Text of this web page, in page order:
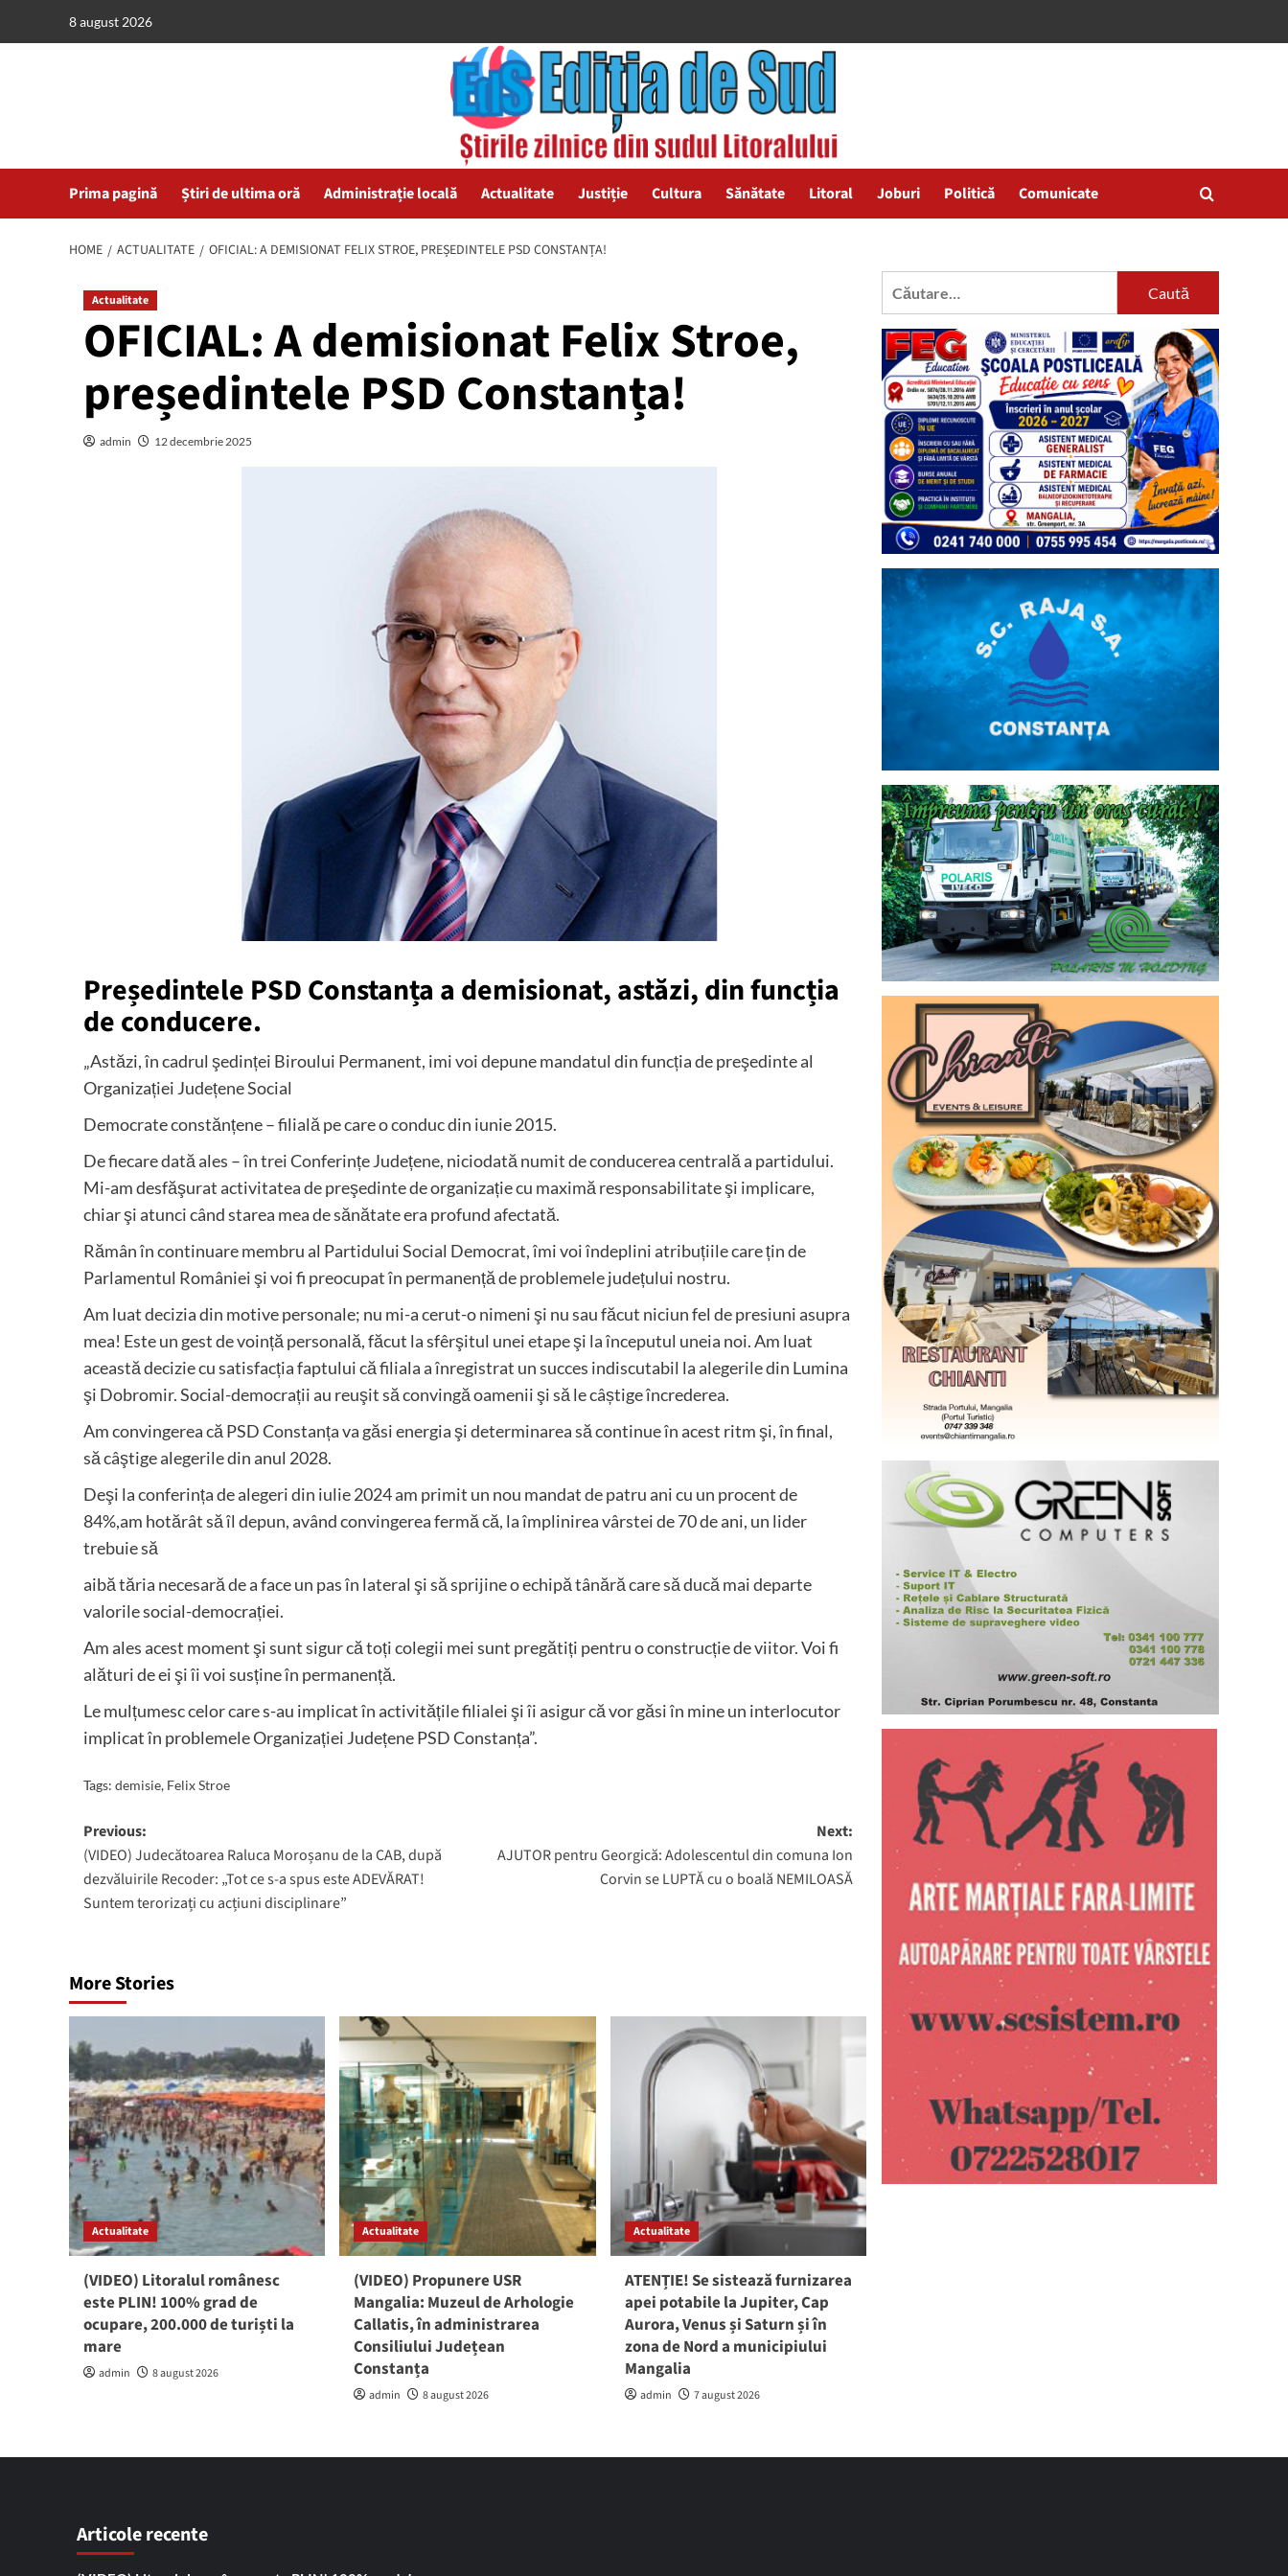
8 august 2026
Prima pagină Știri de ultima oră Administrație locală Actualitate Justiție Cultura Sănătate Litoral Joburi Politică Comunicate
HOME ACTUALITATE OFICIAL: A DEMISIONAT FELIX STROE, PREȘEDINTELE PSD CONSTANȚA!
Actualitate
OFICIAL: A demisionat Felix Stroe,
președintele PSD Constanța!
admin 12 decembrie 2025
Președintele PSD Constanța a demisionat, astăzi, din funcția
de conducere.
„Astăzi, în cadrul şedinței Biroului Permanent, imi voi depune mandatul din funcția de preşedinte al
Organizației Județene Social
Democrate constănțene – filială pe care o conduc din iunie 2015.
De fiecare dată ales – în trei Conferințe Județene, niciodată numit de conducerea centrală a partidului.
Mi-am desfăşurat activitatea de preşedinte de organizație cu maximă responsabilitate şi implicare,
chiar şi atunci când starea mea de sănătate era profund afectată.
Rămân în continuare membru al Partidului Social Democrat, îmi voi îndeplini atribuțiile care țin de
Parlamentul României şi voi fi preocupat în permanență de problemele județului nostru.
Am luat decizia din motive personale; nu mi-a cerut-o nimeni şi nu sau făcut niciun fel de presiuni asupra
mea! Este un gest de voință personală, făcut la sfêrşitul unei etape şi la începutul uneia noi. Am luat
această decizie cu satisfacția faptului că filiala a înregistrat un succes indiscutabil la alegerile din Lumina
şi Dobromir. Social-democrații au reuşit să convingă oamenii şi să le câștige încrederea.
Am convingerea că PSD Constanța va găsi energia şi determinarea să continue în acest ritm şi, în final,
să câştige alegerile din anul 2028.
Deşi la conferința de alegeri din iulie 2024 am primit un nou mandat de patru ani cu un procent de
84%,am hotărât să îl depun, având convingerea fermă că, la împlinirea vârstei de 70 de ani, un lider
trebuie să
aibă tăria necesară de a face un pas în lateral şi să sprijine o echipă tânără care să ducă mai departe
valorile social-democrației.
Am ales acest moment şi sunt sigur că toți colegii mei sunt pregătiți pentru o construcție de viitor. Voi fi
alături de ei şi îi voi susține în permanență.
Le mulțumesc celor care s-au implicat în activitățile filialei şi îi asigur că vor găsi în mine un interlocutor
implicat în problemele Organizației Județene PSD Constanța”.
Tags: demisie, Felix Stroe
Post
navigation
Previous:
(VIDEO) Judecătoarea Raluca Moroșanu de la CAB, după
dezvăluirile Recoder: „Tot ce s-a spus este ADEVĂRAT!
Suntem terorizați cu acțiuni disciplinare”
Next:
AJUTOR pentru Georgică: Adolescentul din comuna Ion
Corvin se LUPTĂ cu o boală NEMILOASĂ
More Stories
Actualitate
(VIDEO) Litoralul românesc
este PLIN! 100% grad de
ocupare, 200.000 de turiști la
mare
admin 8 august 2026
Actualitate
(VIDEO) Propunere USR
Mangalia: Muzeul de Arhologie
Callatis, în administrarea
Consiliului Județean
Constanța
admin 8 august 2026
Actualitate
ATENȚIE! Se sistează furnizarea
apei potabile la Jupiter, Cap
Aurora, Venus și Saturn și în
zona de Nord a municipiului
Mangalia
admin 7 august 2026
Caută
Articole recente